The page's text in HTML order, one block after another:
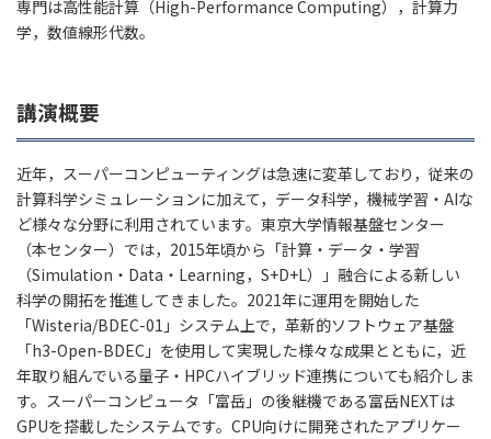
専門は高性能計算（High-Performance Computing），計算力
学，数値線形代数。
講演概要
近年，スーパーコンピューティングは急速に変革しており，従来の
計算科学シミュレーションに加えて，データ科学，機械学習・AIな
ど様々な分野に利用されています。東京大学情報基盤センター
（本センター）では，2015年頃から「計算・データ・学習
（Simulation・Data・Learning，S+D+L）」融合による新しい
科学の開拓を推進してきました。2021年に運用を開始した
「Wisteria/BDEC-01」システム上で，革新的ソフトウェア基盤
「h3-Open-BDEC」を使用して実現した様々な成果とともに，近
年取り組んでいる量子・HPCハイブリッド連携についても紹介しま
す。スーパーコンピュータ「富岳」の後継機である富岳NEXTは
GPUを搭載したシステムです。CPU向けに開発されたアプリケー